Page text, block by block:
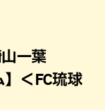
一葉
＜FC琉球